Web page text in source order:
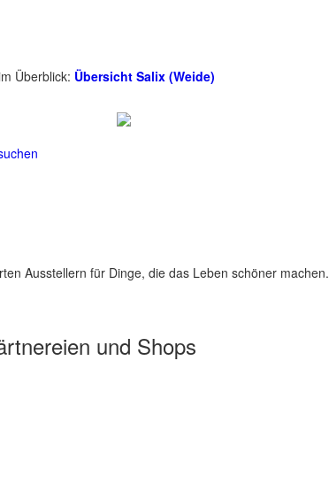
Überblick: Übersicht Salix (Weide)
Ausstellern für Dinge, die das Leben schöner machen.
und Shops